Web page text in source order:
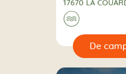
17670 LA
🌊